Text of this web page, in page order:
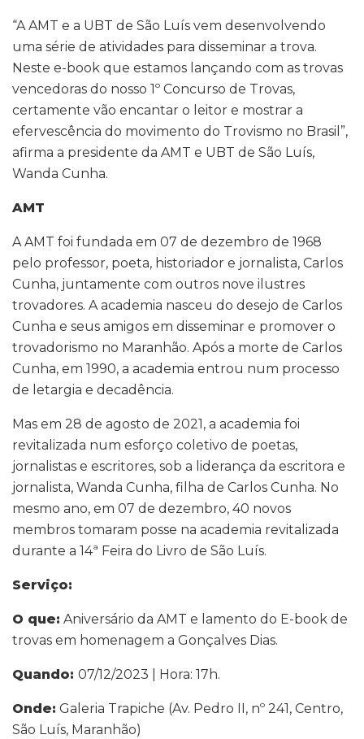
“A AMT e a UBT de São Luís vem desenvolvendo
uma série de atividades para disseminar a trova.
Neste e-book que estamos lançando com as trovas
vencedoras do nosso 1º Concurso de Trovas,
certamente vão encantar o leitor e mostrar a
efervescência do movimento do Trovismo no Brasil”,
afirma a presidente da AMT e UBT de São Luís,
Wanda Cunha.
AMT
A AMT foi fundada em 07 de dezembro de 1968
pelo professor, poeta, historiador e jornalista, Carlos
Cunha, juntamente com outros nove ilustres
trovadores. A academia nasceu do desejo de Carlos
Cunha e seus amigos em disseminar e promover o
trovadorismo no Maranhão. Após a morte de Carlos
Cunha, em 1990, a academia entrou num processo
de letargia e decadência.
Mas em 28 de agosto de 2021, a academia foi
revitalizada num esforço coletivo de poetas,
jornalistas e escritores, sob a liderança da escritora e
jornalista, Wanda Cunha, filha de Carlos Cunha. No
mesmo ano, em 07 de dezembro, 40 novos
membros tomaram posse na academia revitalizada
durante a 14ª Feira do Livro de São Luís.
Serviço:
O que: Aniversário da AMT e lamento do E-book de
trovas em homenagem a Gonçalves Dias.
Quando: 07/12/2023 | Hora: 17h.
Onde: Galeria Trapiche (Av. Pedro II, nº 241, Centro,
São Luís, Maranhão)